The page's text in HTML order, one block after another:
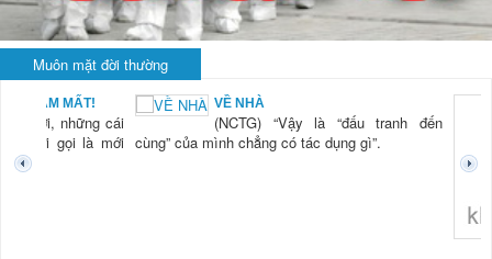
Muôn mặt đời thường
NAM MẤT!
“Xời, những cái
mới gọi là mới
VỀ NHÀ
(NCTG) “Vậy là “đấu tranh đến
cùng” của mình chẳng có tác dụng gì”.